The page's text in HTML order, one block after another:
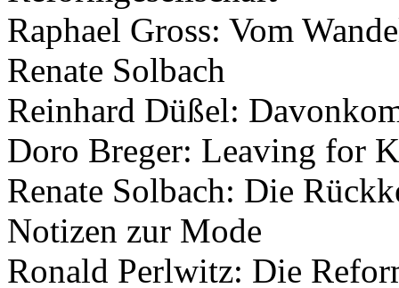
Raphael Gross: Vom
Renate Solbach
Reinhard Düßel:
Doro Breger: Leaving for
Renate Solbach: Die
Notizen zur Mode
Ronald Perlwitz: Die